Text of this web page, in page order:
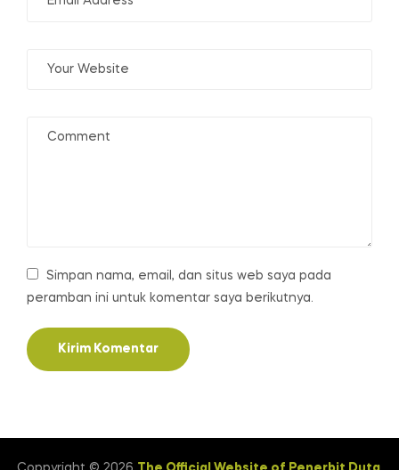
Simpan nama, email, dan situs web saya pada
peramban ini untuk komentar saya berikutnya.